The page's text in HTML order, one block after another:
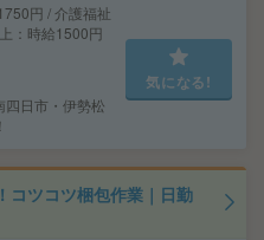
円 / 介護福祉
：時給1500円
四日市・伊勢松
気になる!
コツコツ梱包作業｜日勤